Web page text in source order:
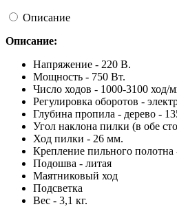
Описание
Описание:
Напряжение - 220 В.
Мощность - 750 Вт.
Число ходов - 1000-3100 ход/
Регулировка оборотов -
Глубина пропила - дерево -
Угол наклона пилки (в обе
Ход пилки - 26 мм.
Крепление пильного
Подошва - литая
Маятниковый ход
Подсветка
Вес - 3,1 кг.